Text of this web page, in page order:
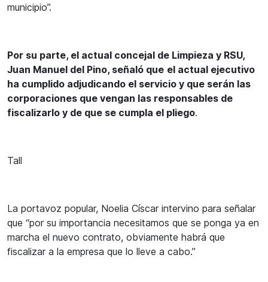
municipio”.
Por su parte, el actual concejal de Limpieza y RSU,
Juan Manuel del Pino, señaló que el actual ejecutivo
ha cumplido adjudicando el servicio y que serán las
corporaciones que vengan las responsables de
fiscalizarlo y de que se cumpla el pliego.
Tall
La portavoz popular, Noelia Císcar intervino para señalar
que “por su importancia necesitamos que se ponga ya en
marcha el nuevo contrato, obviamente habrá que
fiscalizar a la empresa que lo lleve a cabo.”